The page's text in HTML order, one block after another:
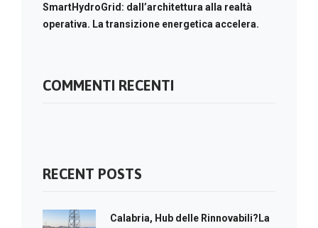
SmartHydroGrid: dall’architettura alla realtà
operativa. La transizione energetica accelera.
COMMENTI RECENTI
RECENT POSTS
Calabria, Hub delle Rinnovabili?La